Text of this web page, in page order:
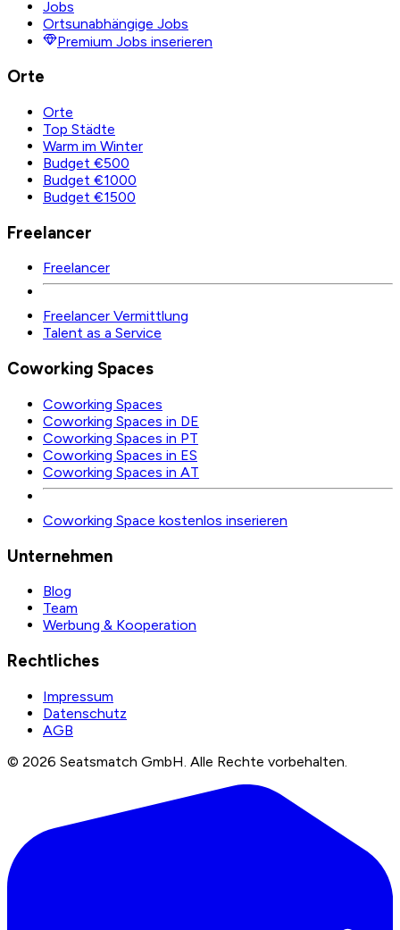
Jobs
Ortsunabhängige Jobs
Premium Jobs inserieren
Orte
Orte
Top Städte
Warm im Winter
Budget €500
Budget €1000
Budget €1500
Freelancer
Freelancer
Freelancer Vermittlung
Talent as a Service
Coworking Spaces
Coworking Spaces
Coworking Spaces in DE
Coworking Spaces in PT
Coworking Spaces in ES
Coworking Spaces in AT
Coworking Space kostenlos inserieren
Unternehmen
Blog
Team
Werbung & Kooperation
Rechtliches
Impressum
Datenschutz
AGB
© 2026 Seatsmatch GmbH. Alle Rechte vorbehalten.